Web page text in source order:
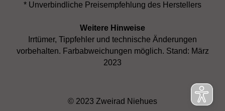
* Unverbindliche Preisempfehlung des Herstellers
Weitere Hinweise
Irrtümer, Tippfehler und technische Änderungen
vorbehalten. Farbabweichungen möglich. Stand: März
2023
© 2023 Zweirad Niehues